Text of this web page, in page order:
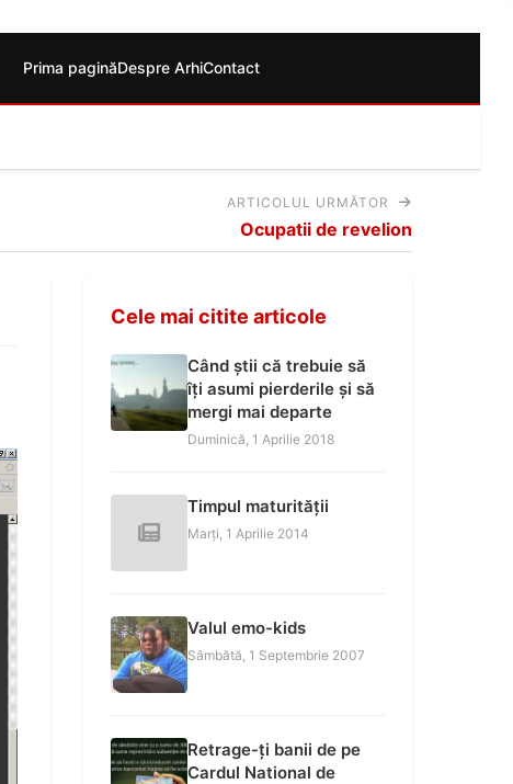
Prima paginăDespre ArhiContact
ARTICOLUL URMĂTOR
Ocupatii de revelion
Cele mai citite articole
Când știi că trebuie să
îți asumi pierderile și să
mergi mai departe
Duminică, 1 Aprilie 2018
Timpul maturității
Marți, 1 Aprilie 2014
Valul emo-kids
Sâmbătă, 1 Septembrie 2007
Retrage-ți banii de pe
Cardul National de